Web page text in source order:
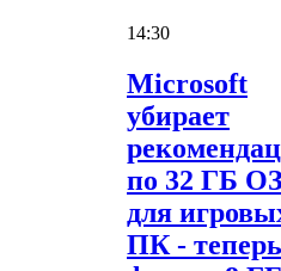
14:30
Microsoft
убирает
по 32 ГБ
для
ПК -